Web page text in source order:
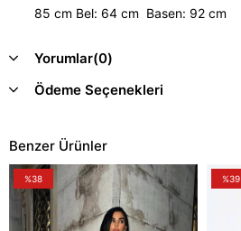
85 cm Bel: 64 cm Basen: 92 cm
Yorumlar(0)
Ödeme Seçenekleri
Benzer Ürünler
%38 %39